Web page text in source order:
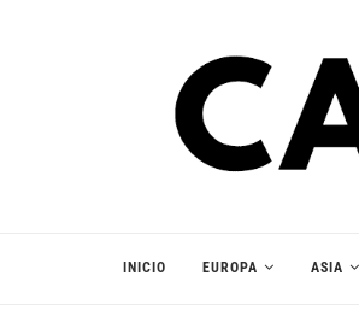
INICIO EUROPA ASIA